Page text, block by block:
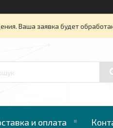
Ваша заявка будет
и оплата